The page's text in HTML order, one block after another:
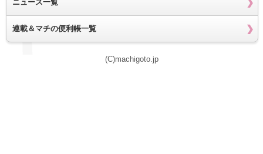
ニュース一覧
連載＆マチの便利帳一覧
(C)machigoto.jp